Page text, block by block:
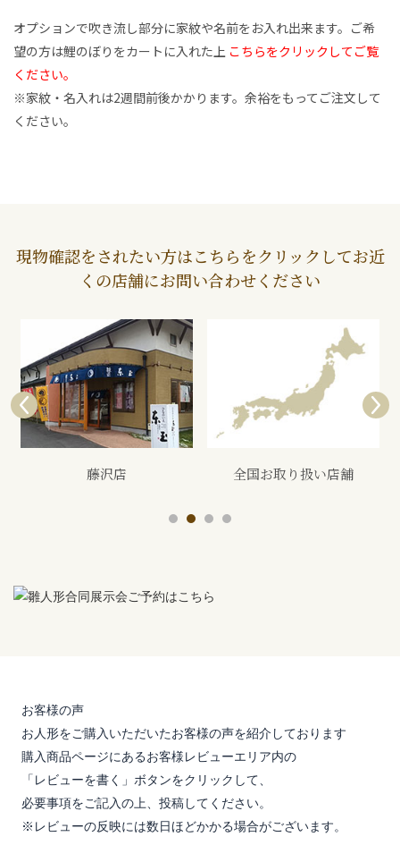
オプションで吹き流し部分に家紋や名前をお入れ出来ます。ご希
望の方は鯉のぼりをカートに入れた上 こちらをクリックしてご覧
ください。
※家紋・名入れは2週間前後かかります。余裕をもってご注文して
ください。
現物確認をされたい方はこちらをクリックしてお近
くの店舗にお問い合わせください
全国お取り扱い店舗 展示会
お客様の声
お人形をご購入いただいたお客様の声を紹介しております
購入商品ページにあるお客様レビューエリア内の
「レビューを書く」ボタンをクリックして、
必要事項をご記入の上、投稿してください。
※レビューの反映には数日ほどかかる場合がございます。